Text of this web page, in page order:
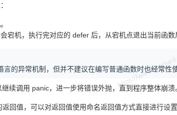
宕机，执行完对应的 defer 后，从宕机点退出当前函数
的异常机制，但并不建议在编写普通函数时也经常性
续调用 panic，进一步将错误外抛，直到程序整体崩溃
回值，可以对返回值使用命名返回值方式直接进行设置